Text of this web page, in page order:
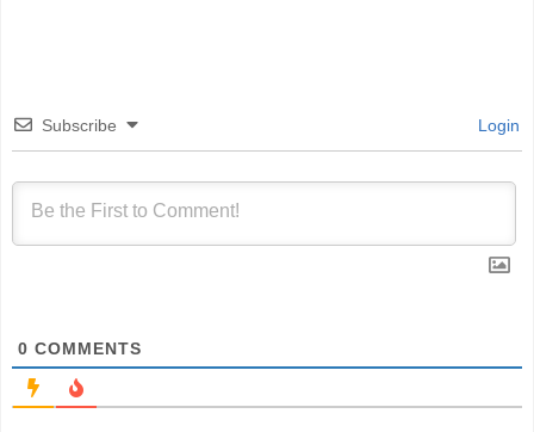
Subscribe Login
0 COMMENTS